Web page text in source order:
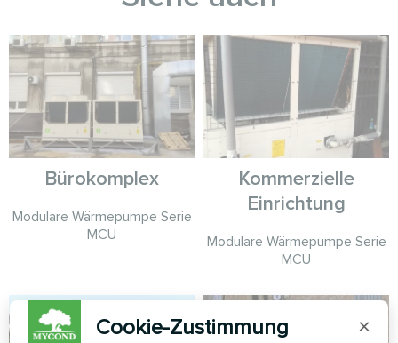
Bürokomplex
Modulare Wärmepumpe Serie
MCU
Kommerzielle
Einrichtung
Modulare Wärmepumpe Serie
MCU
Cookie-Zustimmung ×